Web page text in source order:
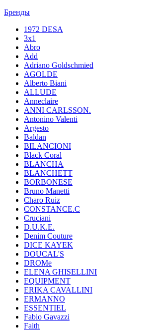
Бренды
1972 DESA
3x1
Abro
Add
Adriano Goldschmied
AGOLDE
Alberto Biani
ALLUDE
Anneclaire
ANNI CARLSSON.
Antonino Valenti
Argesto
Baldan
BILANCIONI
Black Coral
BLANCHA
BLANCHETT
BORBONESE
Bruno Manetti
Charo Ruiz
CONSTANCE.C
Cruciani
D.U.K.E.
Denim Couture
DICE KAYEK
DOUCAL'S
DROMe
ELENA GHISELLINI
EQUIPMENT
ERIKA CAVALLINI
ERMANNO
ESSENTIEL
Fabio Gavazzi
Faith